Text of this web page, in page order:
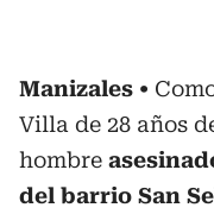
Manizales
Villa de 28 años
hombre
del barrio San